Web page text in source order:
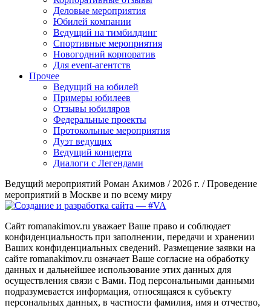
Деловые мероприятия
Юбилей компании
Ведущий на тимбилдинг
Спортивные мероприятия
Новогодний корпоратив
Для event-агентств
Прочее
Ведущий на юбилей
Примеры юбилеев
Отзывы юбиляров
Федеральные проекты
Протокольные мероприятия
Дуэт ведущих
Ведущий концерта
Диалоги с Легендами
Ведущий мероприятий Роман Акимов / 2026 г. / Проведение
мероприятий в Москве и по всему миру
Сайт romanakimov.ru уважает Ваше право и соблюдает
конфиденциальность при заполнении, передачи и хранении
Ваших конфиденциальных сведений. Размещение заявки на
сайте romanakimov.ru означает Ваше согласие на обработку
данных и дальнейшее использование этих данных для
осуществления связи с Вами. Под персональными данными
подразумевается информация, относящаяся к субъекту
персональных данных, в частности фамилия, имя и отчество,